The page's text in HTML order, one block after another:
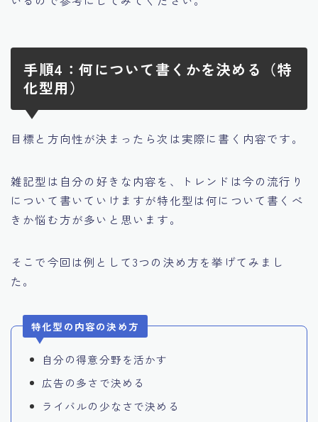
手順4：何について書くかを決める（特
化型用）
目標と方向性が決まったら次は実際に書く内容です。
雑記型は自分の好きな内容を、トレンドは今の流行り
について書いていけますが特化型は何について書くべ
きか悩む方が多いと思います。
そこで今回は例として3つの決め方を挙げてみまし
た。
特化型の内容の決め方
自分の得意分野を活かす
広告の多さで決める
ライバルの少なさで決める